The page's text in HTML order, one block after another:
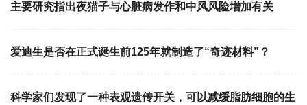
主要研究指出夜猫子与心脏病发作和中风风险增加有关
爱迪生是否在正式诞生前125年就制造了“奇迹材料”？
科学家们发现了一种表观遗传开关，可以减缓脂肪细胞的生